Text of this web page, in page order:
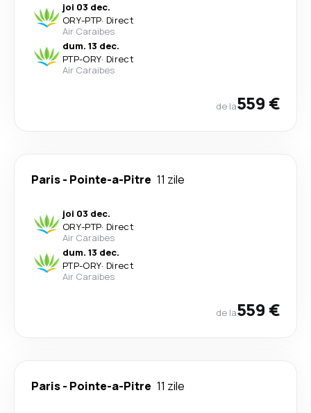
joi 03 dec.
ORY-PTP· Direct
Air Caraibes
dum. 13 dec.
PTP-ORY· Direct
Air Caraibes
de la559 €
Paris- Pointe-a-Pitre 11 zile
joi 03 dec.
ORY-PTP· Direct
Air Caraibes
dum. 13 dec.
PTP-ORY· Direct
Air Caraibes
de la559 €
Paris- Pointe-a-Pitre 11 zile